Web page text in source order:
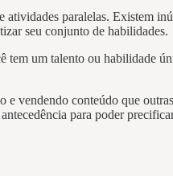
paralelas. Existem
seu conjunto de habilidades.
um talento ou habilidade
vendendo conteúdo que
para poder